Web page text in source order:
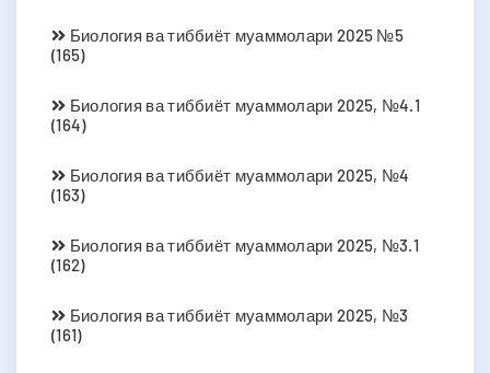
Биология ва тиббиёт муаммолари 2025 №5
(165)
Биология ва тиббиёт муаммолари 2025, №4.1
(164)
Биология ва тиббиёт муаммолари 2025, №4
(163)
Биология ва тиббиёт муаммолари 2025, №3.1
(162)
Биология ва тиббиёт муаммолари 2025, №3
(161)